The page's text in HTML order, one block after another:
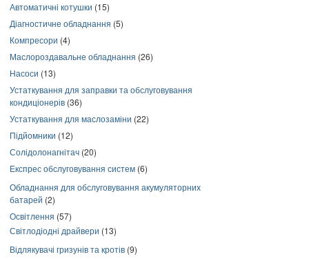
Автоматичні котушки (15)
Діагностичне обладнання (5)
Компресори (4)
Маслороздавальне обладнання (26)
Насоси (13)
Устаткування для заправки та обслуговування
кондиціонерів (36)
Устаткування для маслозаміни (22)
Підйомники (12)
Солідолонагнітач (20)
Експрес обслуговування систем (6)
Обладнання для обслуговування акумуляторних
батарей (2)
Освітлення (57)
Світлодіодні драйвери (13)
Відлякувачі гризунів та кротів (9)